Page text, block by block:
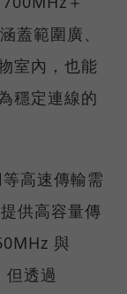
蓋範圍廣、
室內，也能
穩定連線的
高速傳輸需
供高容量傳
與
透過